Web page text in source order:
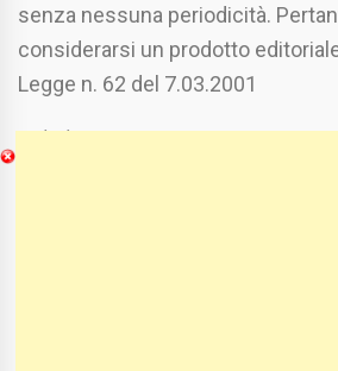
senza nessuna periodicità.
considerarsi un prodotto
Legge n. 62 del 7.03.2001
Chi Siamo